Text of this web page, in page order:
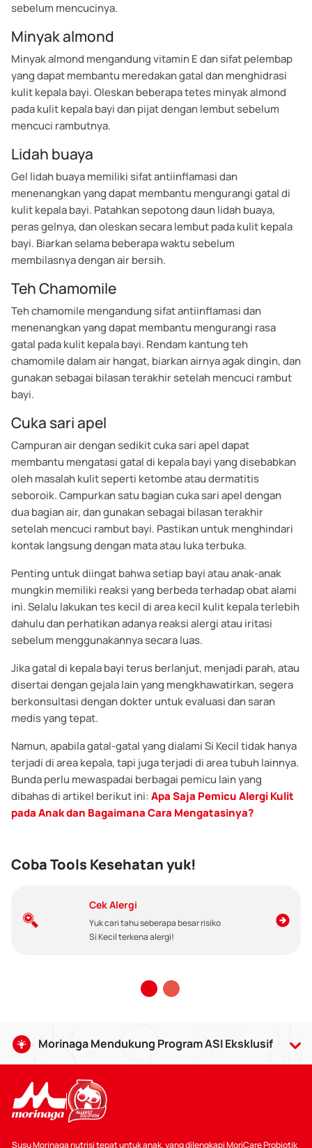
sebelum mencucinya.
Minyak almond
Minyak almond mengandung vitamin E dan sifat pelembap
yang dapat membantu meredakan gatal dan menghidrasi
kulit kepala bayi. Oleskan beberapa tetes minyak almond
pada kulit kepala bayi dan pijat dengan lembut sebelum
mencuci rambutnya.
Lidah buaya
Gel lidah buaya memiliki sifat antiinflamasi dan
menenangkan yang dapat membantu mengurangi gatal di
kulit kepala bayi. Patahkan sepotong daun lidah buaya,
peras gelnya, dan oleskan secara lembut pada kulit kepala
bayi. Biarkan selama beberapa waktu sebelum
membilasnya dengan air bersih.
Teh Chamomile
Teh chamomile mengandung sifat antiinflamasi dan
menenangkan yang dapat membantu mengurangi rasa
gatal pada kulit kepala bayi. Rendam kantung teh
chamomile dalam air hangat, biarkan airnya agak dingin, dan
gunakan sebagai bilasan terakhir setelah mencuci rambut
bayi.
Cuka sari apel
Campuran air dengan sedikit cuka sari apel dapat
membantu mengatasi gatal di kepala bayi yang disebabkan
oleh masalah kulit seperti ketombe atau dermatitis
seboroik. Campurkan satu bagian cuka sari apel dengan
dua bagian air, dan gunakan sebagai bilasan terakhir
setelah mencuci rambut bayi. Pastikan untuk menghindari
kontak langsung dengan mata atau luka terbuka.
Penting untuk diingat bahwa setiap bayi atau anak-anak
mungkin memiliki reaksi yang berbeda terhadap obat alami
ini. Selalu lakukan tes kecil di area kecil kulit kepala terlebih
dahulu dan perhatikan adanya reaksi alergi atau iritasi
sebelum menggunakannya secara luas.
Jika gatal di kepala bayi terus berlanjut, menjadi parah, atau
disertai dengan gejala lain yang mengkhawatirkan, segera
berkonsultasi dengan dokter untuk evaluasi dan saran
medis yang tepat.
Namun, apabila gatal-gatal yang dialami Si Kecil tidak hanya
terjadi di area kepala, tapi juga terjadi di area tubuh lainnya.
Bunda perlu mewaspadai berbagai pemicu lain yang
dibahas di artikel berikut ini:Apa Saja Pemicu Alergi Kulit
pada Anak dan Bagaimana Cara Mengatasinya?
Coba Tools Kesehatan yuk!
Cek Alergi
Yuk cari tahu seberapa besar risiko
Si Kecil terkena alergi!
Morinaga Mendukung Program ASI Eksklusif
dilanjutkan hingga usia 2 tahun dengan makanan
pendamping yang sesuai. Pemberian ASI memberikan
banyak manfaat, termasuk dapat mempererat ikatan batin
Susu Morinaga nutrisi tepat untuk anak, yang dilengkapi MoriCare Probiotik